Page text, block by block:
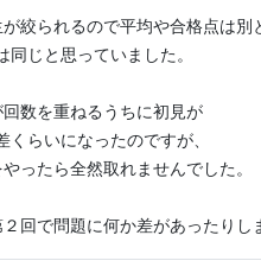
絞られるので平均や合格点は別
同じと思っていました。
数を重ねるうちに初見が
くらいになったのですが、
ったら全然取れませんでした。
回で問題に何か差があったりし